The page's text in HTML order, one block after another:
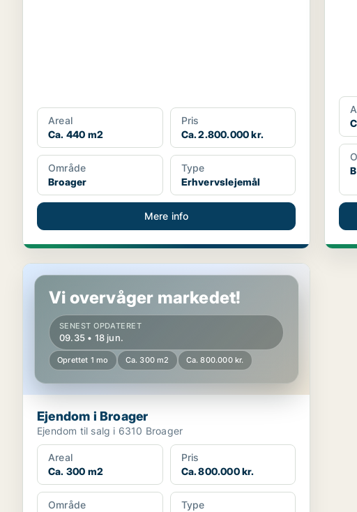
Areal
Ca. 440 m2
Pris
Ca. 2.800.000 kr.
Område
Broager
Type
Erhvervslejemål
Mere info
Ejendom i Broager
Vi overvåger markedet!
SENEST OPDATERET
09.35 • 18 jun.
Oprettet 1 mo Ca. 300 m2 Ca. 800.000 kr.
Ejendom i Broager
Ejendom til salg i 6310 Broager
Areal
Ca. 300 m2
Pris
Ca. 800.000 kr.
Område
Type